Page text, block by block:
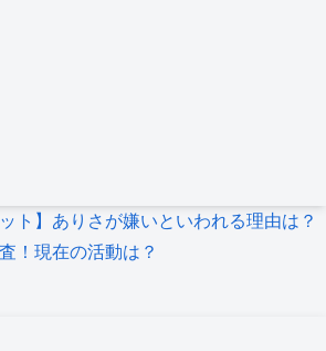
ト】ありさが嫌いといわれる理由は？
！現在の活動は？